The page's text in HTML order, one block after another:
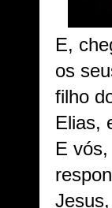
E,
os
filho
Elias,
E